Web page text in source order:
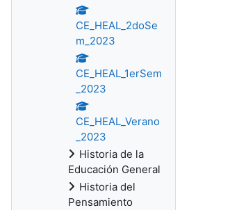
CE_HEAL_2doSe
m_2023
CE_HEAL_1erSem
_2023
CE_HEAL_Verano
_2023
Historia de la
Educación General
Historia del
Pensamiento